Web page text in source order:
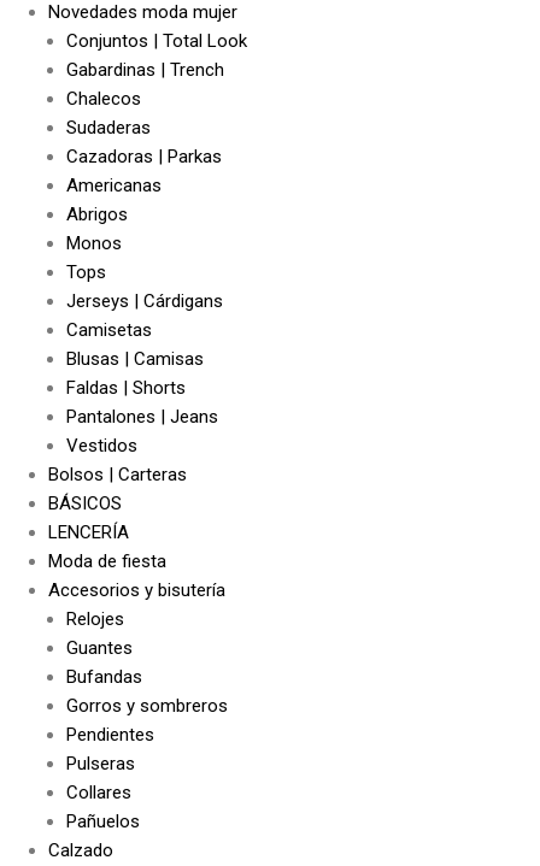
Novedades moda mujer
Conjuntos | Total Look
Gabardinas | Trench
Chalecos
Sudaderas
Cazadoras | Parkas
Americanas
Abrigos
Monos
Tops
Jerseys | Cárdigans
Camisetas
Blusas | Camisas
Faldas | Shorts
Pantalones | Jeans
Vestidos
Bolsos | Carteras
BÁSICOS
LENCERÍA
Moda de fiesta
Accesorios y bisutería
Relojes
Guantes
Bufandas
Gorros y sombreros
Pendientes
Pulseras
Collares
Pañuelos
Calzado